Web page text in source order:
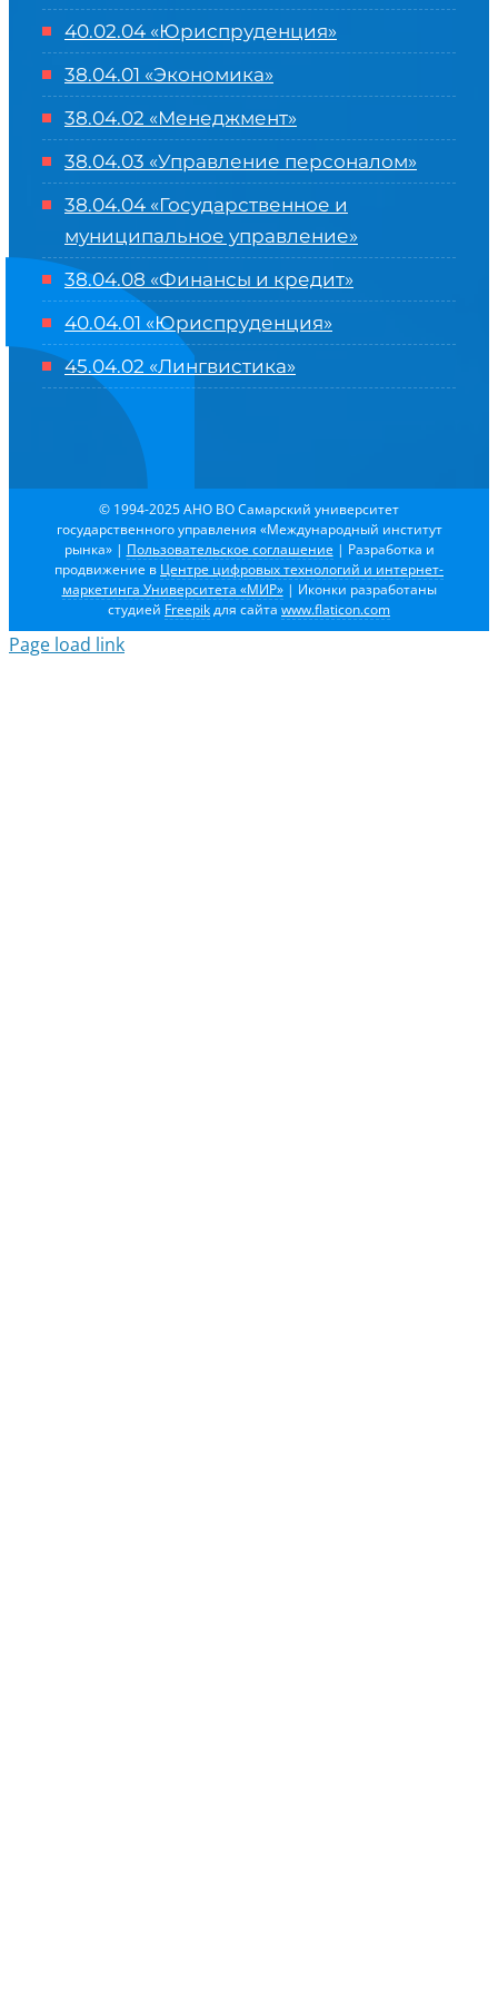
40.02.04 «Юриспруденция»
38.04.01 «Экономика»
38.04.02 «Менеджмент»
38.04.03 «Управление персоналом»
38.04.04 «Государственное и
муниципальное управление»
38.04.08 «Финансы и кредит»
40.04.01 «Юриспруденция»
45.04.02 «Лингвистика»
© 1994-2025 АНО ВО Самарский университет
государственного управления «Международный институт
рынка» | Пользовательское соглашение | Разработка и
продвижение в Центре цифровых технологий и интернет-
маркетинга Университета «МИР»| Иконки разработаны
студией Freepikдля сайта www.flaticon.com
Page load link